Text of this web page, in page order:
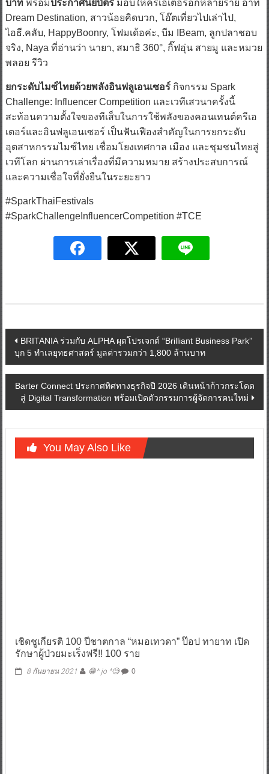
Dream Destination, สาวน้อยคิดบวก, โอ๊ตเที่ยวไปเล่าไป,
ไอธี.คลับ, HappyBoonry, โฟมเด้อค่ะ, บีม IBeam, ลูกปลาชอบ
จริง, Naya ที่อ่านว่า นายา, สมาธิ 360°, กิ๊ฟอุ่น สายมู และหมวย
พลอย รีวิว
Challenge: Influencer Competition และเวทีเสวนาครั้งนี้
สะท้อนความตั้งใจของทีเส็บในการใช้พลังของคอนเทนต์ครีเอ
เตอร์และอินฟลูเอนเซอร์ เป็นฟันเฟืองสำคัญในการยกระดับ
อุตสาหกรรมไมซ์ไทย เชื่อมโยงเทศกาล เมือง และชุมชนไทยสู่
เวทีโลก ผ่านการเล่าเรื่องที่มีความหมาย สร้างประสบการณ์
และความเชื่อใจที่ยั่งยืนในระยะยาว
#SparkChallengeInfluencerCompetition #TCE
Post
navigation
BRITANIA ร่วมกับ ALPHA ผุดโปรเจกต์ “Brilliant Business Park”
บุก 5 ทำเลยุทธศาสตร์ มูลค่ารวมกว่า 1,800 ล้านบาท
Barter Connect ประกาศทิศทางธุรกิจปี 2026 เดินหน้าก้าวกระโดด
สู่ Digital Transformation พร้อมเปิดตัวกรรมการผู้จัดการคนใหม่
รักษาผู้ป่วยมะเร็งฟรี!! 100 ราย
8 กันยายน 2021 😁^ jo ^🧐 0